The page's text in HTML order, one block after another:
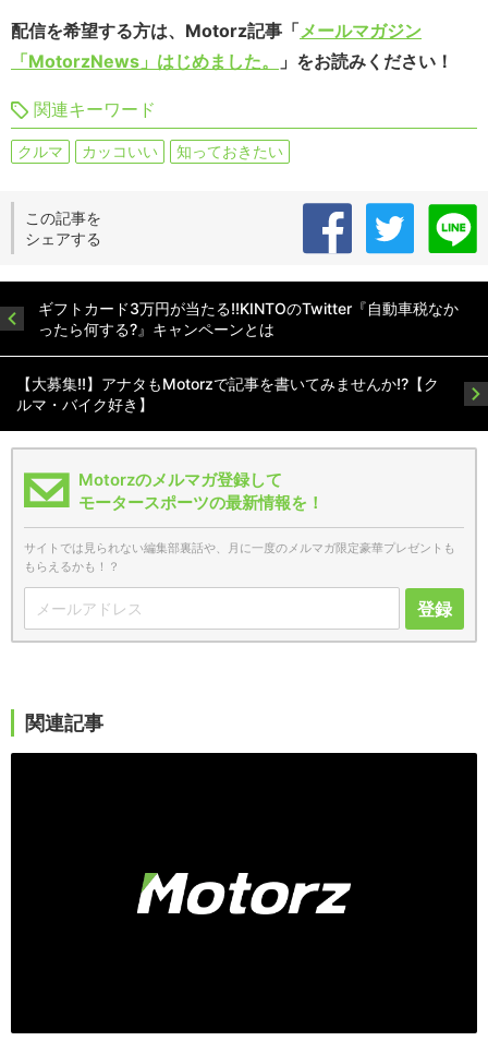
配信を希望する方は、Motorz記事「メールマガジン
「MotorzNews」はじめました。
」をお読みください！
関連キーワード
クルマ カッコいい 知っておきたい
この記事を
シェアする
ギフトカード3万円が当たる!!KINTOのTwitter『自動車税なか
ったら何する?』キャンペーンとは
【大募集!!】アナタもMotorzで記事を書いてみませんか!?【ク
ルマ・バイク好き】
Motorzのメルマガ登録して
モータースポーツの最新情報を！
サイトでは見られない編集部裏話や、月に一度のメルマガ限定豪華プレゼントも
もらえるかも！？
登録
関連記事